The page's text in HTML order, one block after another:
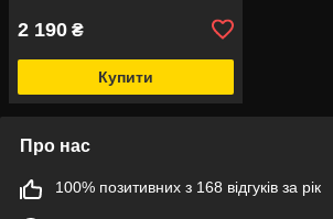
2 190 ₴
Купити
Про нас
100% позитивних з 168 відгуків за рік